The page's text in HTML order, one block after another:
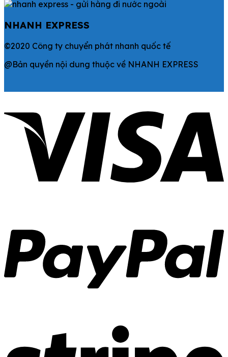
NHANH EXPRESS
©2020 Công ty chuyển phát nhanh quốc tế
@Bản quyền nội dung thuộc về NHANH EXPRESS